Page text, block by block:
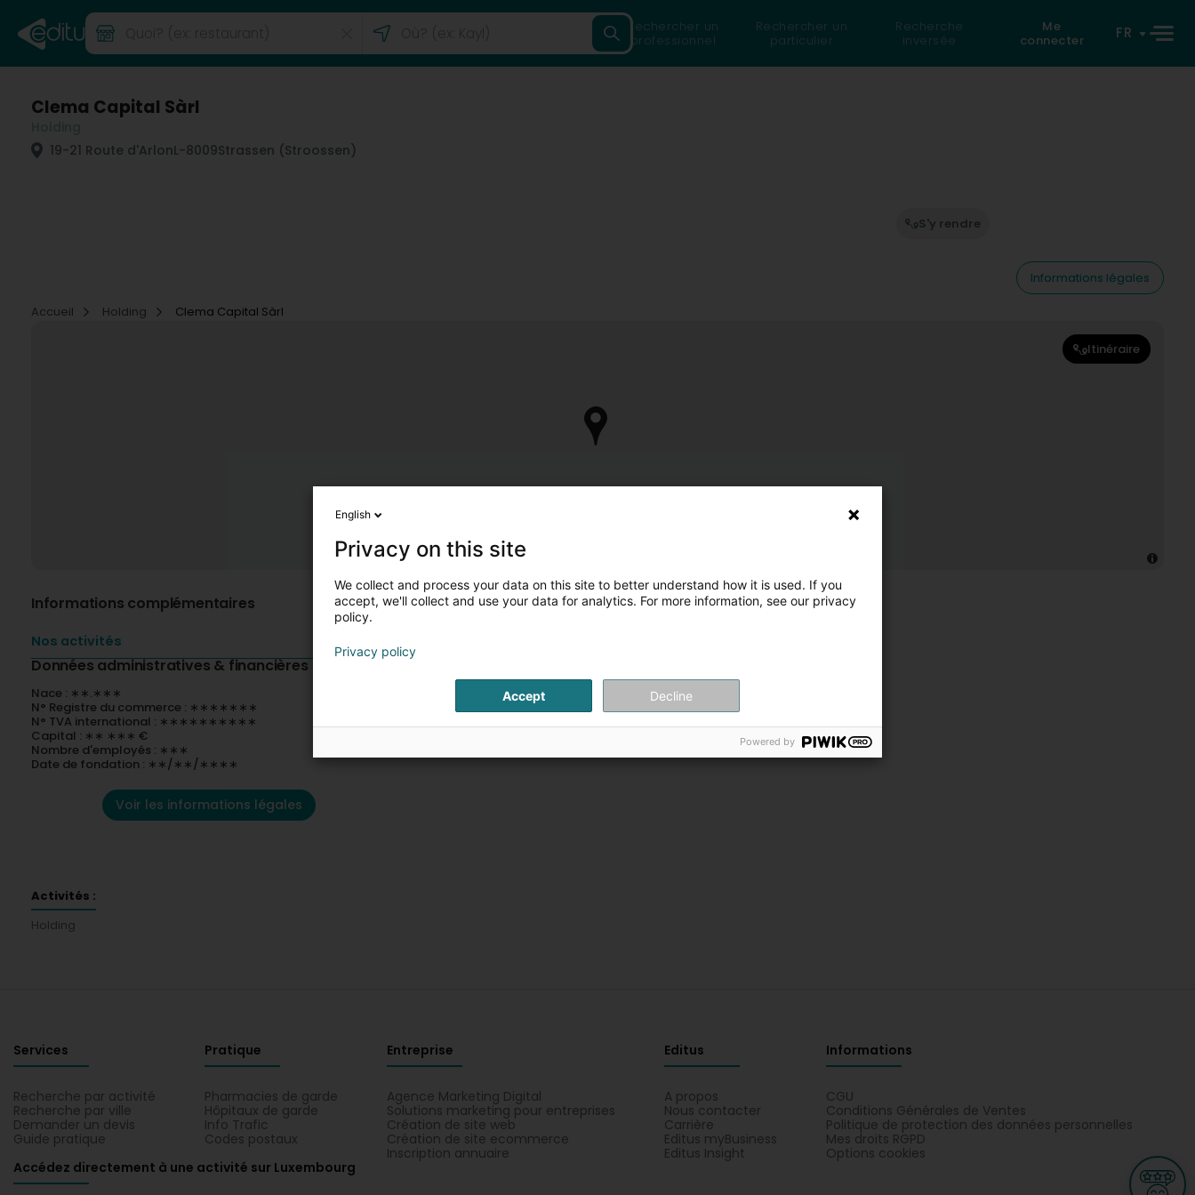
Rechercher un
professionnel
Rechercher un
particulier
Recherche
inversée
Me
connecter
FR
Clema Capital Sàrl
19-21 Route d'ArlonL-8009Strassen (Stroossen)
S'y rendre
Informations légales
Accueil
Holding Clema Capital Sàrl
Itinéraire
Informations complémentaires
Nos activités
Données administratives & financières
Nace : ∗∗.∗∗∗
N° Registre du commerce : ∗∗∗∗∗∗∗
N° TVA international : ∗∗∗∗∗∗∗∗∗∗
Capital : ∗∗ ∗∗∗ €
Nombre d'employés : ∗∗∗
Date de fondation : ∗∗/∗∗/∗∗∗∗
Voir les informations légales
Activités :
Holding
Services
Recherche par activité
Recherche par ville
Demander un devis
Guide pratique
Pratique
Pharmacies de garde
Hôpitaux de garde
Info Trafic
Codes postaux
Entreprise
Agence Marketing Digital
Solutions marketing pour entreprises
Création de site web
Création de site ecommerce
Inscription annuaire
Editus
A propos
Nous contacter
Carrière
Editus myBusiness
Editus Insight
Informations
CGU
Conditions Générales de Ventes
Politique de protection des données personnelles
Mes droits RGPD
Options cookies
Accédez directement à une activité sur Luxembourg
English
Privacy on this site
We collect and process your data on this site to better understand how it is used. If you
accept, we'll collect and use your data for analytics. For more information, see our privacy
policy.
Privacy policy
Accept Decline
Powered by